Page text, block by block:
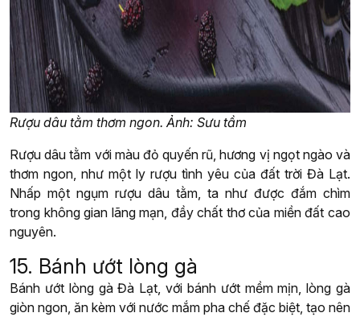
Rượu dâu tằm thơm ngon. Ảnh: Sưu tầm
Rượu dâu tằm với màu đỏ quyến rũ, hương vị ngọt ngào và
thơm ngon, như một ly rượu tình yêu của đất trời Đà Lạt.
Nhấp một ngụm rượu dâu tằm, ta như được đắm chìm
trong không gian lãng mạn, đầy chất thơ của miền đất cao
nguyên.
15. Bánh ướt lòng gà
Bánh ướt lòng gà Đà Lạt, với bánh ướt mềm mịn, lòng gà
giòn ngon, ăn kèm với nước mắm pha chế đặc biệt, tạo nên